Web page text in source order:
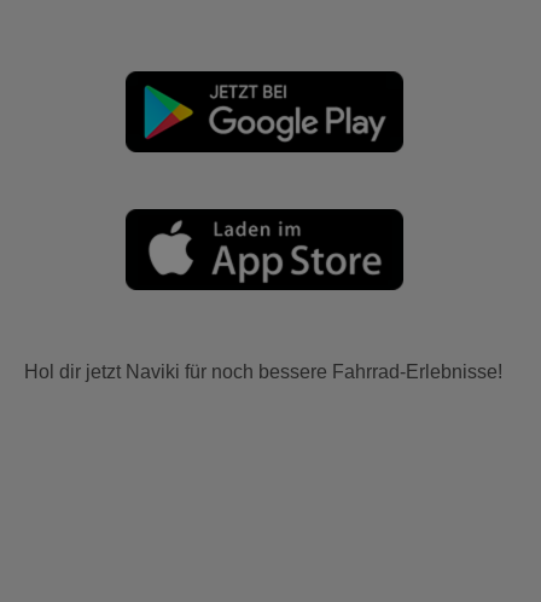
Hol dir jetzt Naviki für noch bessere Fahrrad-Erlebnisse!